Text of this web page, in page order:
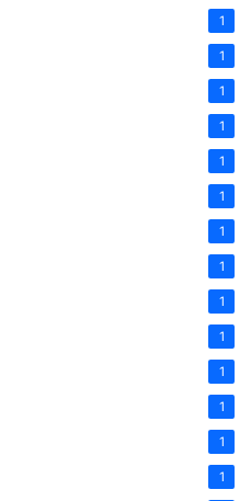
1
1
1
1
1
1
1
1
1
1
1
1
1
1